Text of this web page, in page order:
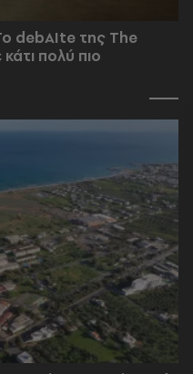
debAIte της The
πολύ πιο